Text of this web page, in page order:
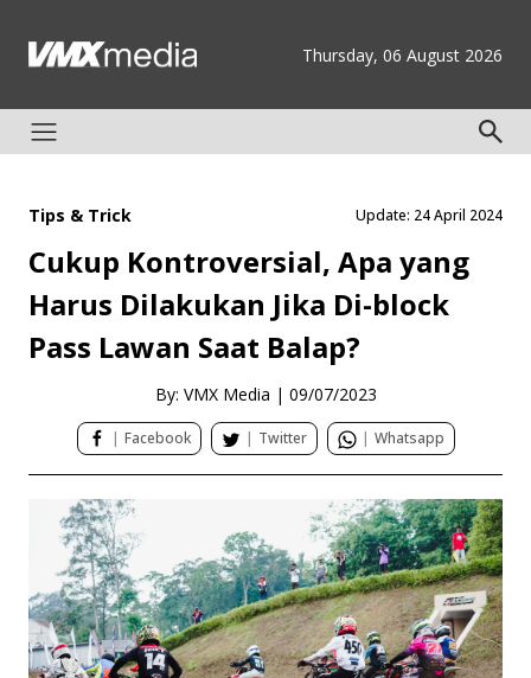
Thursday, 06 August 2026
Tips & Trick Update: 24 April 2024
Cukup Kontroversial, Apa yang
Harus Dilakukan Jika Di-block
Pass Lawan Saat Balap?
By: VMX Media | 09/07/2023
| Facebook | Twitter | Whatsapp